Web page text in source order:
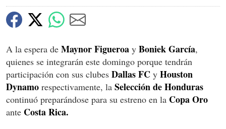
seconds
A la espera de Maynor Figueroa y Boniek García,
quienes se integrarán este domingo porque tendrán
participación con sus clubes Dallas FC y Houston
Dynamo respectivamente, la Selección de Honduras
continuó preparándose para su estreno en la Copa Oro
ante Costa Rica.